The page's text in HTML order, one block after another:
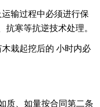
运输过程中必须进行保
寒等抗逆技术处理。
栽起挖后的 小时内必
质、如量按合同第二条